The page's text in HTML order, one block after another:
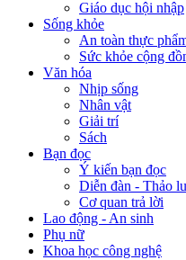
Giáo dục hội nhập
Sống khỏe
An toàn thực
Sức khỏe cộng
Văn hóa
Nhịp sống
Nhân vật
Giải trí
Sách
Bạn đọc
Ý kiến bạn đọc
Diễn đàn - Thảo
Cơ quan trả lời
Lao động - An sinh
Phụ nữ
Khoa học công nghệ